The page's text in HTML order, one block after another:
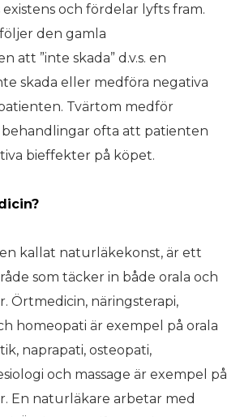
och fördelar lyfts fram.
den gamla
att ”inte skada” d.v.s. en
skada eller medföra negativa
Tvärtom medför
ofta att patienten
bieffekter på köpet.
kallat naturläkekonst, är ett
som täcker in både orala och
Örtmedicin, näringsterapi,
homeopati är exempel på orala
naprapati, osteopati,
och massage är exempel på
En naturläkare arbetar med